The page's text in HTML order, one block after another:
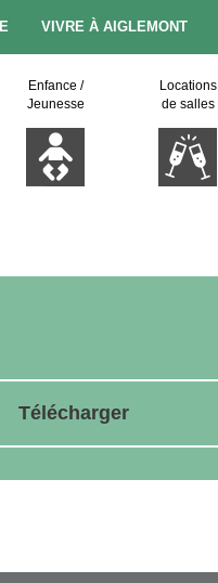
VIVRE À AIGLEMONT
Enfance /
Jeunesse
Locations
de salles
Télécharger